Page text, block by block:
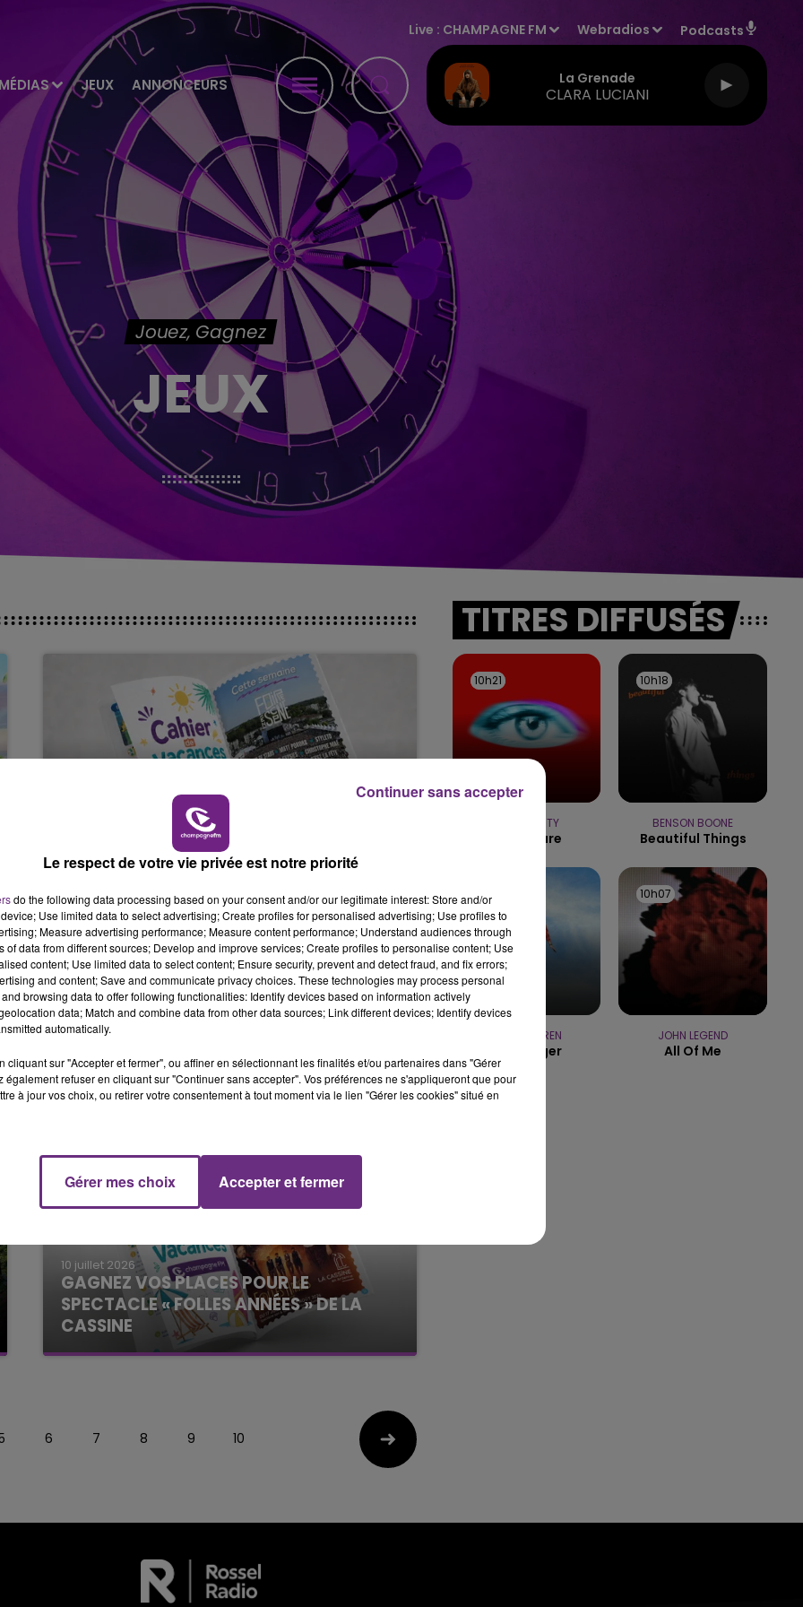
JEUX ANNONCEURS
Live : CHAMPAGNE FM Webradios Podcasts
La Grenade
CLARA LUCIANI
LA RADIO POP
15h00 - 19h00
LE CLUB CHAMPAGNE FM
Jouez, Gagnez
JEUX
GAGNEZ VOS INVITATIONS VIP POUR LES
CONCERTS DE FOIRE EN SCÈNE 2026
La Famille de l'été
24 juillet 2026
GAGNEZ VOS ENTRÉES POUR LES
GROTTES DE HAN !
La Famille de l'été
10 juillet 2026
GAGNEZ VOS PLACES POUR LE
SPECTACLE « FOLLES ANNÉES » DE LA
CASSINE
Le Cahier de Vacances
6 7 8 9 10
TITRES DIFFUSÉS
10h21
10h21
TEMPER CITY
Self Aware
10h18
10h18
BENSON BOONE
Beautiful Things
10h10
10h10
ALEX WARREN
Passenger
10h07
10h07
JOHN LEGEND
All Of Me
Le respect de votre vie privée est notre priorité
do the following data processing based on your consent and/or our legitimate interest: Store and/or
Use limited data to select advertising; Create profiles for personalised advertising; Use profiles to
Measure advertising performance; Measure content performance; Understand audiences through
of data from different sources; Develop and improve services; Create profiles to personalise content; Use
content; Use limited data to select content; Ensure security, prevent and detect fraud, and fix errors;
and content; Save and communicate privacy choices. These technologies may process personal
browsing data to offer following functionalities: Identify devices based on information actively
data; Match and combine data from other data sources; Link different devices; Identify devices
automatically.
cliquant sur "Accepter et fermer", ou affiner en sélectionnant les finalités et/ou partenaires dans "Gérer
également refuser en cliquant sur "Continuer sans accepter". Vos préférences ne s'appliqueront que pour
à jour vos choix, ou retirer votre consentement à tout moment via le lien "Gérer les cookies" situé en
Gérer mes choix Accepter et fermer
Continuer sans accepter